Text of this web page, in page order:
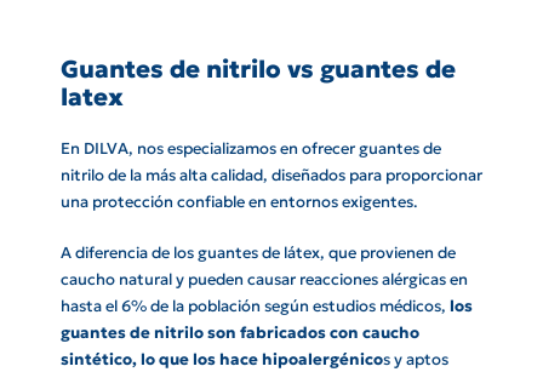
Guantes de nitrilo vs guantes de
latex
En DILVA, nos especializamos en ofrecer guantes de
nitrilo de la más alta calidad, diseñados para proporcionar
una protección confiable en entornos exigentes.
A diferencia de los guantes de látex, que provienen de
caucho natural y pueden causar reacciones alérgicas en
hasta el 6% de la población según estudios médicos, los
guantes de nitrilo son fabricados con caucho
sintético, lo que los hace hipoalergénicos y aptos